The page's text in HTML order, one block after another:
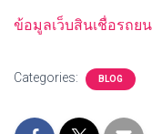
ข้อมูลเว็บสินเชื่อรถย
Categories: BLOG